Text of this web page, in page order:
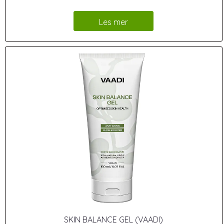
Les mer
SKIN BALANCE GEL (VAADI)